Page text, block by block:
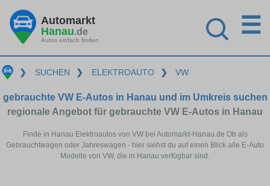
Automarkt
Hanau.de
Autos einfach finden
☰
❯ SUCHEN ❯ ELEKTROAUTO ❯ VW
gebrauchte VW E-Autos in Hanau und im Umkreis suchen
regionale Angebot für gebrauchte VW E-Autos in Hanau
Finde in Hanau Elektroautos von VW bei Automarkt-Hanau.de Ob als
Gebrauchtwagen oder Jahreswagen - hier siehst du auf einen Blick alle E-Auto
Modelle von VW, die in Hanau verfügbar sind.